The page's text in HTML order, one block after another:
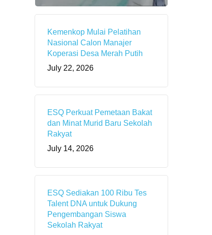
Kemenkop Mulai Pelatihan
Nasional Calon Manajer
Koperasi Desa Merah Putih
July 22, 2026
ESQ Perkuat Pemetaan Bakat
dan Minat Murid Baru Sekolah
Rakyat
July 14, 2026
ESQ Sediakan 100 Ribu Tes
Talent DNA untuk Dukung
Pengembangan Siswa
Sekolah Rakyat